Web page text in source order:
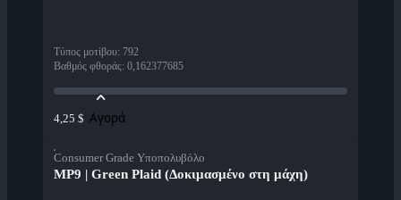
Τύπος μοτίβου: 792
Βαθμός φθοράς: 0,162377685
4,25 $ Αγορά
Consumer Grade Υποπολυβόλο
MP9 | Green Plaid (Δοκιμασμένο στη μάχη)